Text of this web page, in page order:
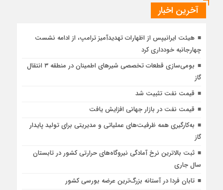
آخرین اخبار
هیئت ایرانیپس از اظهارات تهدیدآمیز ترامپ، از ادامه نشست
چهارجانبه خودداری کرد
بومی‌سازی قطعات تخصصی شیرهای اطمینان در منطقه ۳ انتقال
گاز
قیمت نفت تثبیت شد
قیمت نفت در بازار جهانی افزایش یافت
به‌کارگیری همه ظرفیت‌های عملیاتی و مدیریتی برای تولید پایدار
گاز
ثبت بالاترین نرخ آمادگی نیروگاه‌های حرارتی کشور در تابستان
سال جاری
تابان فردا در آستانه بزرگ‌ترین عرضه بورسی کشور